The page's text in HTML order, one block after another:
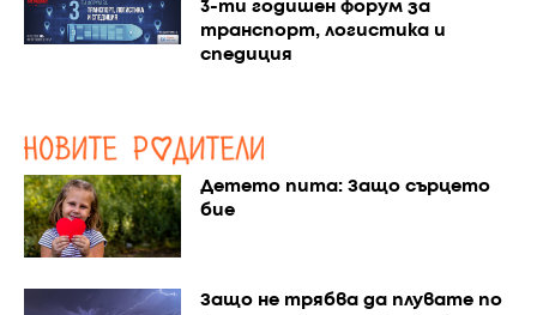
3-ти годишен форум за
транспорт, логистика и
спедиция
Детето пита: Защо сърцето
бие
Защо не трябва да плувате по